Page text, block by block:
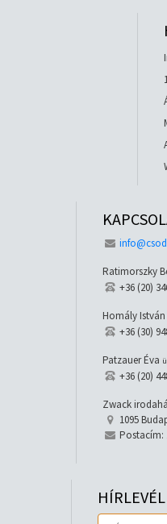
Ratimorszky
+36 (20)
Homály István
+36 (30)
Patzauer Éva
+36 (20)
Zwack
1095
Postacím: